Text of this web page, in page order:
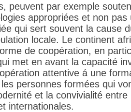
peuvent par exemple
appropriées et non pas
qui sert souvent la cause
locale. Le continent
de coopération, en
met en avant la capacité
attentive á une
personnes formées qui
et la convivialité
internationales.